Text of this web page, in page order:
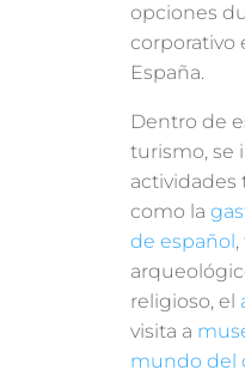
opciones
corporativo
España.
Dentro de
turismo, se
actividades
como la
de español
religioso, el
visita a
mundo del